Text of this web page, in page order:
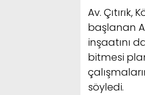
Av. Çıtırık,
başlanan
inşaatını
bitmesi
söyledi.